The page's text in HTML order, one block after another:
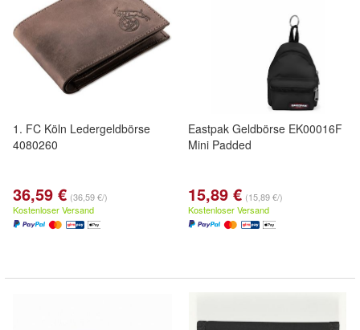
1. FC Köln Ledergeldbörse
4080260
36,59 € (36,59 €/)
Kostenloser Versand
Eastpak Geldbörse EK00016F
Mini Padded
15,89 € (15,89 €/)
Kostenloser Versand